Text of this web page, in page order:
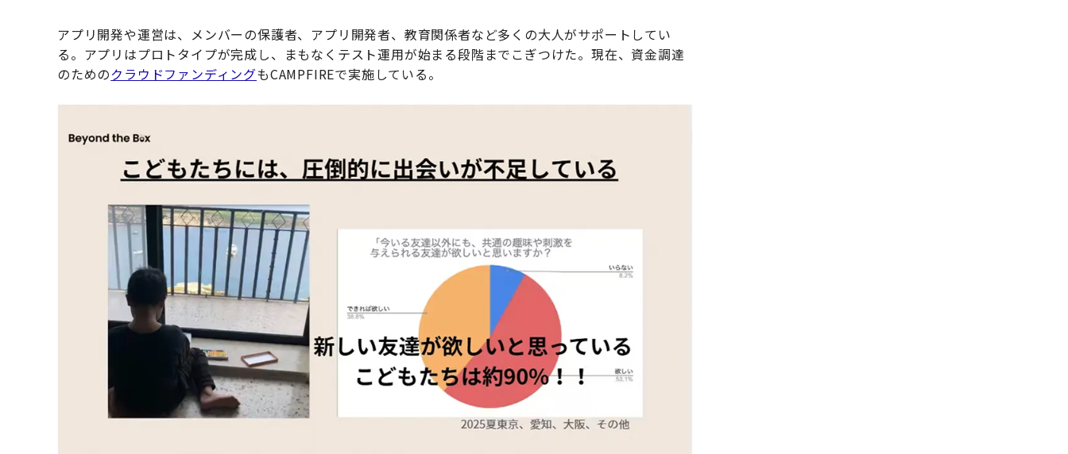
アプリ開発や運営は、メンバーの保護者、アプリ開発者、教育関係者など多くの大人がサポートしてい
る。アプリはプロトタイプが完成し、まもなくテスト運用が始まる段階までこぎつけた。現在、資金調達
のためのクラウドファンディングもCAMPFIREで実施している。